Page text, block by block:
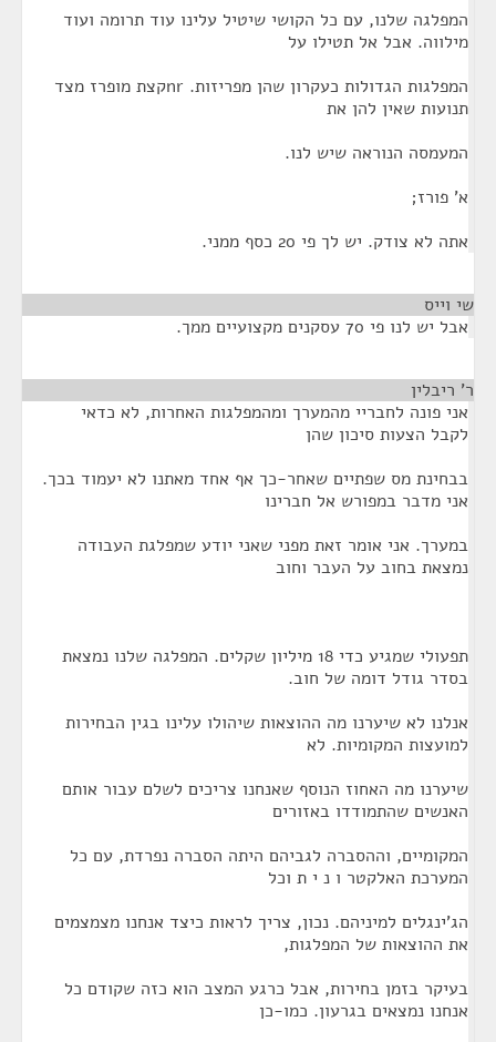
המפלגה שלנו, עם כל הקושי שיטיל עלינו עוד תרומה ועוד
מילווה. אבל אל תטילו על
המפלגות הגדולות כעקרון שהן מפריזות. nrקצת מופרז מצד
תנועות שאין להן את
המעמסה הנוראה שיש לנו.
א' פורז;
אתה לא צודק. יש לך פי 20 כסף ממני.
שי וייס
אבל יש לנו פי 70 עסקנים מקצועיים ממך.
ר' ריבלין
אני פונה לחבריי מהמערך ומהמפלגות האחרות, לא כדאי
לקבל הצעות סיכון שהן
בבחינת מס שפתיים שאחר-כך אף אחד מאתנו לא יעמוד בכך.
אני מדבר במפורש אל חברינו
במערך. אני אומר זאת מפני שאני יודע שמפלגת העבודה
נמצאת בחוב על העבר וחוב
תפעולי שמגיע כדי 18 מיליון שקלים. המפלגה שלנו נמצאת
בסדר גודל דומה של חוב.
אנלנו לא שיערנו מה ההוצאות שיהולו עלינו בגין הבחירות
למועצות המקומיות. לא
שיערנו מה האחוז הנוסף שאנחנו צריכים לשלם עבור אותם
האנשים שהתמודדו באזורים
המקומיים, וההסברה לגביהם היתה הסברה נפרדת, עם כל
המערכת האלקטר ו נ י ת וכל
הג'ינגלים למיניהם. נכון, צריך לראות כיצד אנחנו מצמצמים
את ההוצאות של המפלגות,
בעיקר בזמן בחירות, אבל כרגע המצב הוא כזה שקודם כל
אנחנו נמצאים בגרעון. כמו-כן